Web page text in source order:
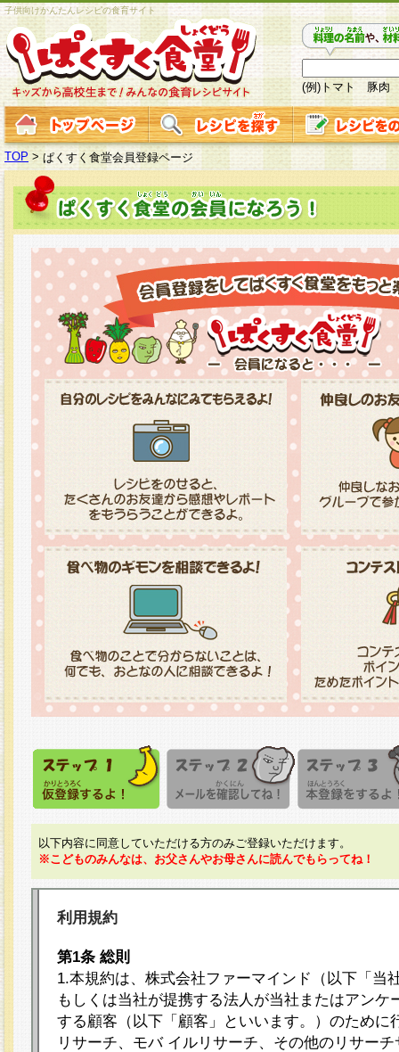
子供向けかんたんレシピの食育サイト
(例)トマト 豚肉
TOP > ぱくすく食堂会員登録ページ
以下内容に同意していただける方のみご登録いただけます。
※こどものみんなは、お父さんやお母さんに読んでもらってね！
利用規約
第1条 総則
1.本規約は、株式会社ファーマインド（以下「当
もしくは当社が提携する法人が当社またはアンケ
する顧客（以下「顧客」といいます。）のために
リサーチ、モバ イルリサーチ、その他のリサー